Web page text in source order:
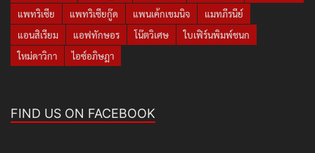
แพทริเซีย
แพทริเซียกู๊ด แพนเค้กเขมนิจ
แมทภีรนีย์
แอนสิเรียม
แอฟทักษอร โน๊ตวิเศษ
ใบเฟิร์นพิมพ์ชนก
ใหม่ดาวิกา
ไอซ์อภิษฎา
FIND US ON FACEBOOK